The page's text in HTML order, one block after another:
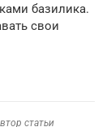
базилика.
свои
статьи